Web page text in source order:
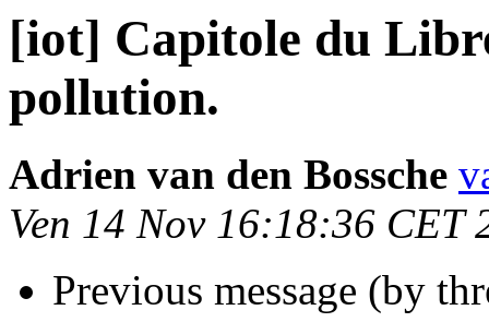
[iot] Capitole du
pollution.
Adrien van den Bossche
Ven 14 Nov 16:18:36 CET
Previous message (by